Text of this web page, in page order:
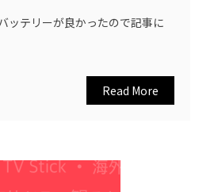
ッテリーが良かったので記事に
Read More